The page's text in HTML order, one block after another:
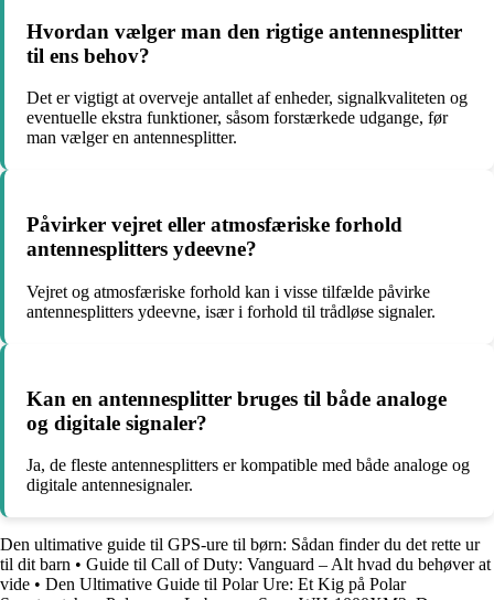
Hvordan vælger man den rigtige antennesplitter
til ens behov?
Det er vigtigt at overveje antallet af enheder, signalkvaliteten og
eventuelle ekstra funktioner, såsom forstærkede udgange, før
man vælger en antennesplitter.
Påvirker vejret eller atmosfæriske forhold
antennesplitters ydeevne?
Vejret og atmosfæriske forhold kan i visse tilfælde påvirke
antennesplitters ydeevne, især i forhold til trådløse signaler.
Kan en antennesplitter bruges til både analoge
og digitale signaler?
Ja, de fleste antennesplitters er kompatible med både analoge og
digitale antennesignaler.
Den ultimative guide til GPS-ure til børn: Sådan finder du det rette ur
til dit barn • Guide til Call of Duty: Vanguard – Alt hvad du behøver at
vide • Den Ultimative Guide til Polar Ure: Et Kig på Polar